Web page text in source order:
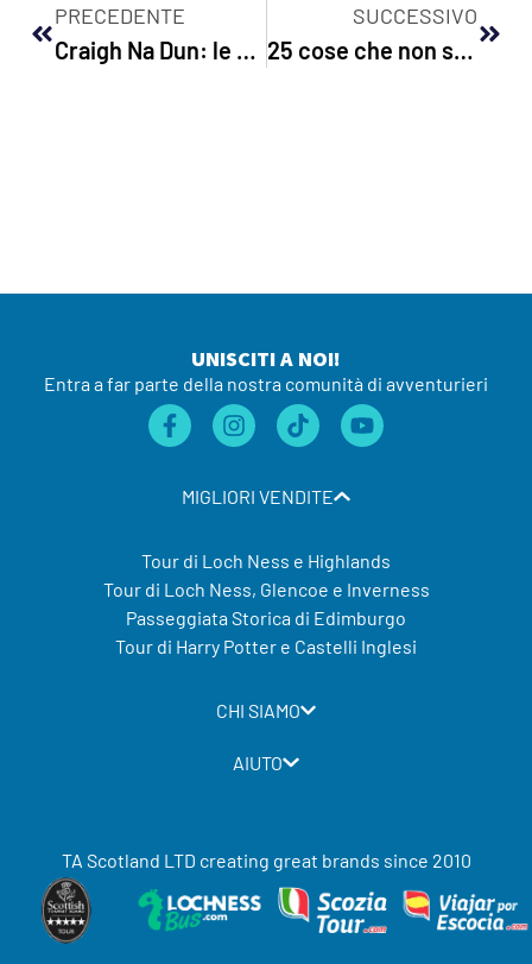
PRECEDENTE
Craigh Na Dun: le pietre di Outlander in Scozia
SUCCESSIVO
25 cose che non sapresti mai di Edimburgo a meno che tu non viva qui
UNISCITI A NOI!
Entra a far parte della nostra comunità di avventurieri
MIGLIORI VENDITE
Tour di Loch Ness e Highlands
Tour di Loch Ness, Glencoe e Inverness
Passeggiata Storica di Edimburgo
Tour di Harry Potter e Castelli Inglesi
CHI SIAMO
AIUTO
TA Scotland LTD creating great brands since 2010